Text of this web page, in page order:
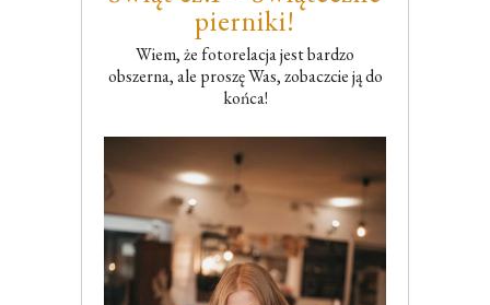
pierniki!
Wiem, że fotorelacja jest bardzo
obszerna, ale proszę Was, zobaczcie ją do
końca!